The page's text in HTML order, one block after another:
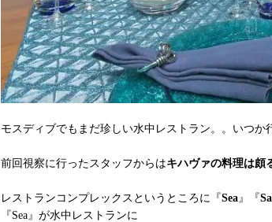
モスディブでもまだ珍しい水中レストラン。。いつか
前回視察に行ったスタッフからはキハヴァの料理は頗
レストランコンプレックスというところに『Sea』『
『Sea』が水中レストランに